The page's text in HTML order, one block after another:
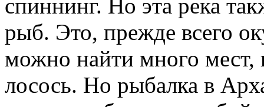
спиннинг. Но эта река
рыб. Это, прежде всего
можно найти много мест,
лосось. Но рыбалка в